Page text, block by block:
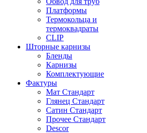
Платформы
Термокольца и
термоквадраты
CLIP
Шторные карнизы
Бленды
Карнизы
Комплектующие
Фактуры
Мат Стандарт
Глянец Стандарт
Сатин Стандарт
Прочее Стандарт
Descor